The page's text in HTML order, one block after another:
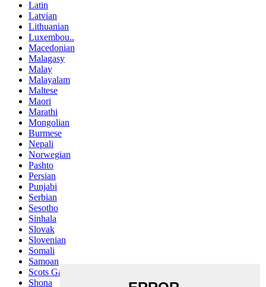
Latin
Latvian
Lithuanian
Luxembou..
Macedonian
Malagasy
Malay
Malayalam
Maltese
Maori
Marathi
Mongolian
Burmese
Nepali
Norwegian
Pashto
Persian
Punjabi
Serbian
Sesotho
Sinhala
Slovak
Slovenian
Somali
Samoan
Scots Gaelic
Shona